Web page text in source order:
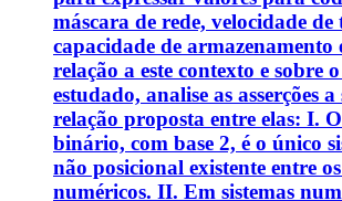
máscara de rede, velocidade de
capacidade de armazenamento
relação a este contexto e sobre
estudado, analise as asserções a
relação proposta entre elas: I.
binário, com base 2, é o único
não posicional existente entre
numéricos. II. Em sistemas